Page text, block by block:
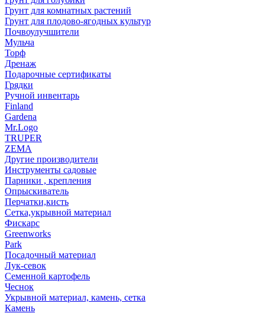
Грунт для комнатных растений
Грунт для плодово-ягодных культур
Почвоулучшители
Мульча
Торф
Дренаж
Подарочные сертификаты
Грядки
Ручной инвентарь
Finland
Gardena
Mr.Logo
TRUPER
ZEMA
Другие производители
Инструменты садовые
Парники , крепления
Опрыскиватель
Перчатки,кисть
Сетка,укрывной материал
Фискарс
Greenworks
Park
Посадочный материал
Лук-севок
Семенной картофель
Чеснок
Укрывной материал, камень, сетка
Камень